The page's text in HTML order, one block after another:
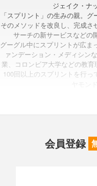
ジェイク・ナ
「スプリント」の生みの親。
そのメソッドを改良し、完成
サーチの新サービスなどの
グーグル中にスプリントが広ま
ァンデーション・メディシン
業、コロンビア大学などの教
100回以上のスプリントを行っ
会員登録